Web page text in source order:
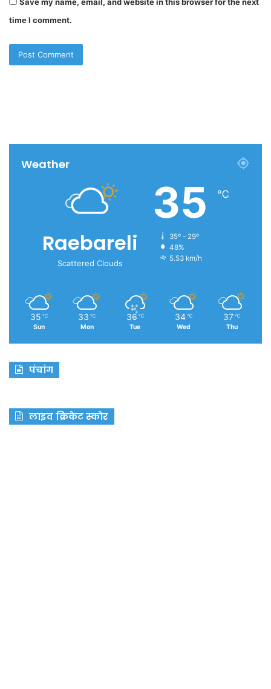
time I comment.
Weather
Raebareli
Scattered Clouds
35 ℃
35º - 29º
48%
5.53 km/h
35 ℃
Sun
33 ℃
Mon
36 ℃
Tue
34 ℃
Wed
37 ℃
Thu
पंचांग
लाइव क्रिकेट स्कोर